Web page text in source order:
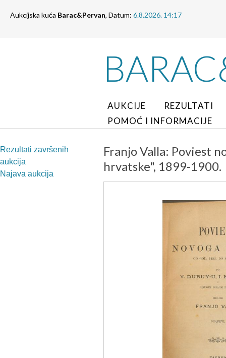
Aukcijska kuća Barac&Pervan, Datum: 6.8.2026. 14:17
AUKCIJE
REZULTATI
POMOĆ I INFORMACIJE
Rezultati završenih
aukcija
Najava aukcija
Franjo Valla: Poviest
hrvatske", 1899-1900.